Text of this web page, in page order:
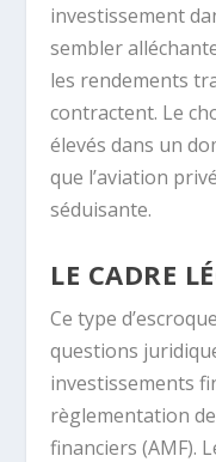
investissement
sembler
les rendements
contractent. Le
élevés dans un
que l’aviation
séduisante.
LE CADRE
Ce type
questions
investissements
règlementation
financiers (AMF).